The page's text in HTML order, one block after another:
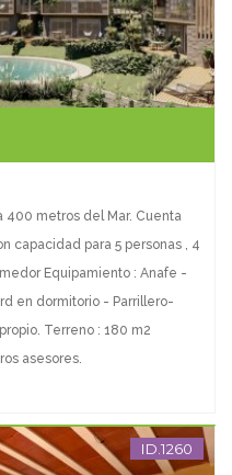
400 metros del Mar. Cuenta
capacidad para 5 personas , 4
Equipamiento : Anafe -
en dormitorio - Parrillero-
Terreno : 180 m2
asesores.
ID.1260